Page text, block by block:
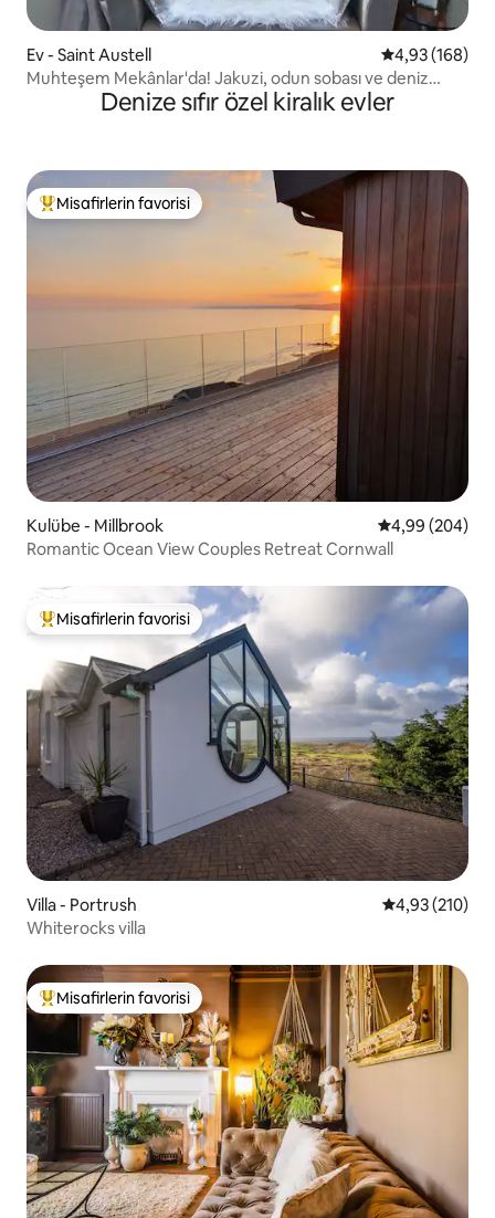
Ev - Saint Austell 5 üzerinden
4,93 (168)
Muhteşem Mekânlar'da! Jakuzi, odun sobası ve deniz
manzarasıDenize sıfır özel kiralık evler
Misafirlerin favorilerinden en beğenilenler arasında
Misafirlerin favorisi
Kulübe - Millbrook 5 üzerinden
4,99 (204)
Romantic Ocean View Couples Retreat Cornwall
Misafirlerin favorilerinden en beğenilenler arasında
Misafirlerin favorisi
Villa - Portrush 5 üzerinden
4,93 (210)
Whiterocks villa
Misafirlerin favorilerinden en beğenilenler arasında
Misafirlerin favorisi